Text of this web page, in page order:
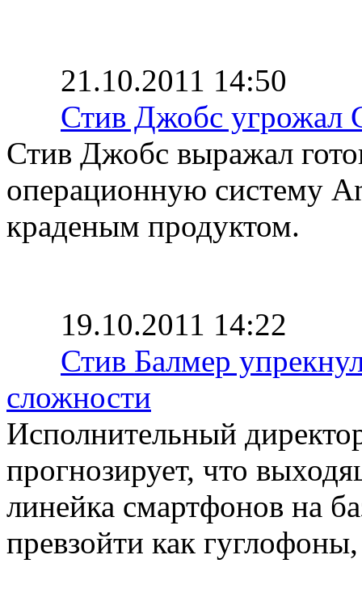
21.10.2011 14:50
Стив Джобс угрожал
Стив Джобс выражал
операционную систему
краденым продуктом.
19.10.2011 14:22
Стив Балмер
сложности
Исполнительный
прогнозирует, что
линейка смартфонов на
превзойти как